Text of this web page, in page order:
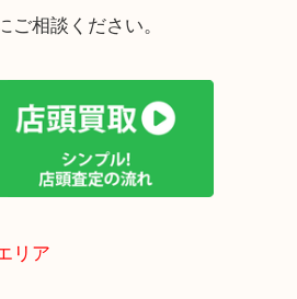
整理・断捨離・引っ越し
は年々増えています。
がつくかわからない…